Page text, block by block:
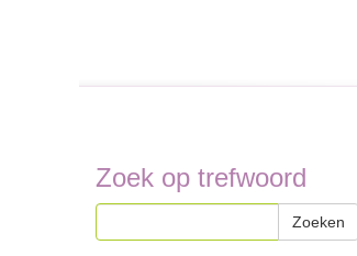
Zoek op trefwoord
Zoeken